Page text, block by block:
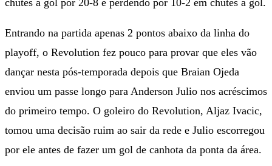
chutes a gol por 20-8 e perdendo por 10-2 em chutes a gol.
Entrando na partida apenas 2 pontos abaixo da linha do
playoff, o Revolution fez pouco para provar que eles vão
dançar nesta pós-temporada depois que Braian Ojeda
enviou um passe longo para Anderson Julio nos acréscimos
do primeiro tempo. O goleiro do Revolution, Aljaz Ivacic,
tomou uma decisão ruim ao sair da rede e Julio escorregou
por ele antes de fazer um gol de canhota da ponta da área.